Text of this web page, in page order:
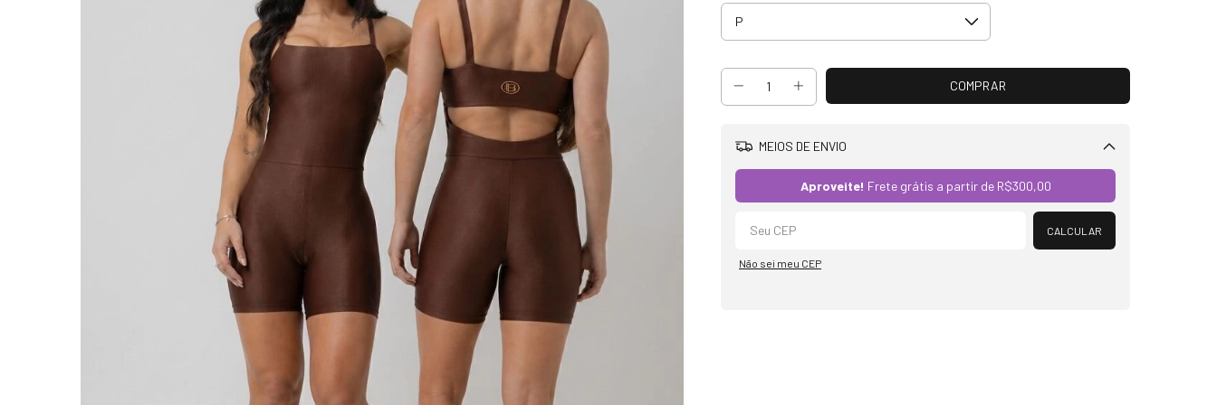
MEIOS DE ENVIO
Aproveite! Frete grátis a partir de R$300,00
CALCULAR
Não sei meu CEP